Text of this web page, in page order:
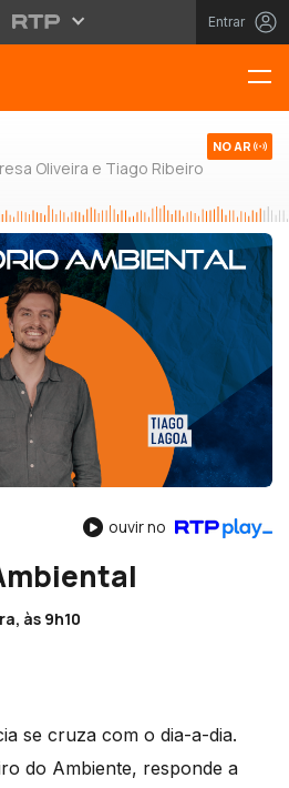
Entrar
Oliveira e Tiago Ribeiro
NO AR
ouvir no
às 9h10
se cruza com o dia-a-dia.
do Ambiente, responde a